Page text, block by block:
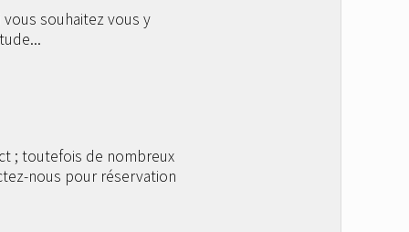
souhaitez vous y
; toutefois de nombreux
nous pour réservation